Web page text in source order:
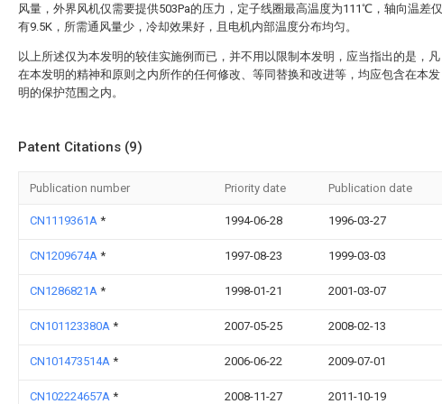
风量，外界风机仅需要提供503Pa的压力，定子线圈最高温度为111℃，轴向温差仅
有9.5K，所需通风量少，冷却效果好，且电机内部温度分布均匀。
以上所述仅为本发明的较佳实施例而已，并不用以限制本发明，应当指出的是，凡
在本发明的精神和原则之内所作的任何修改、等同替换和改进等，均应包含在本发
明的保护范围之内。
Patent Citations (9)
Publication number Priority date Publication date
CN1119361A * 1994-06-28 1996-03-27
CN1209674A * 1997-08-23 1999-03-03
CN1286821A * 1998-01-21 2001-03-07
CN101123380A * 2007-05-25 2008-02-13
CN101473514A * 2006-06-22 2009-07-01
CN102224657A * 2008-11-27 2011-10-19